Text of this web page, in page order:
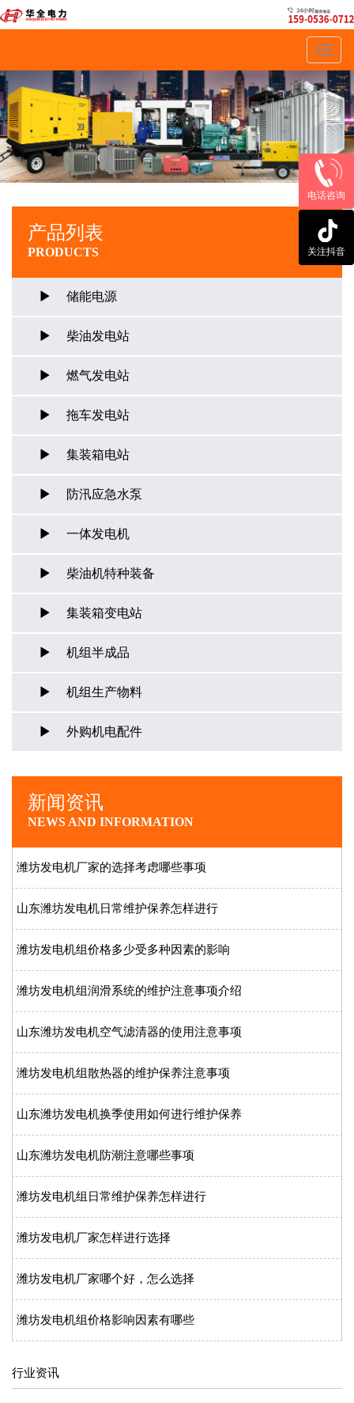
产品列表
PRODUCTS
储能电源
柴油发电站
燃气发电站
拖车发电站
集装箱电站
防汛应急水泵
一体发电机
柴油机特种装备
集装箱变电站
机组半成品
机组生产物料
外购机电配件
新闻资讯
NEWS AND INFORMATION
潍坊发电机厂家的选择考虑哪些事项
山东潍坊发电机日常维护保养怎样进行
潍坊发电机组价格多少受多种因素的影响
潍坊发电机组润滑系统的维护注意事项介绍
山东潍坊发电机空气滤清器的使用注意事项
潍坊发电机组散热器的维护保养注意事项
山东潍坊发电机换季使用如何进行维护保养
山东潍坊发电机防潮注意哪些事项
潍坊发电机组日常维护保养怎样进行
潍坊发电机厂家怎样进行选择
潍坊发电机厂家哪个好，怎么选择
潍坊发电机组价格影响因素有哪些
行业资讯
电话咨询
关注抖音